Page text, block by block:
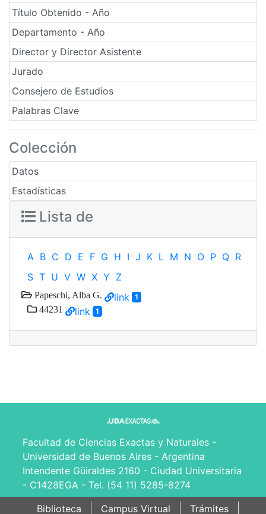
Título Obtenido - Año
Departamento - Año
Director y Director Asistente
Jurado
Consejero de Estudios
Palabras Clave
Colección
Datos
Estadísticas
Lista de
A B C D E F G H I J K L M N O P Q R
S T U V W X Y Z
Papeschi, Alba G. link 1
44231 link 1
Facultad de Ciencias Exactas y Naturales -
Universidad de Buenos Aires - Argentina
Intendente Güiraldes 2160 - Ciudad Universitaria
- C1428EGA - Tel. (54 11) 5285-8274
Biblioteca
Campus Virtual Trámites